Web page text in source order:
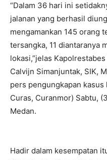
“Dalam 36 hari ini
jalanan yang berhasil
mengamankan 145 orang
tersangka, 11 diantaranya
lokasi,”jelas
Calvijn Simanjuntak, SIK,
pers pengungkapan kasus
Curas, Curanmor) Sabtu,
Medan.
Hadir dalam kesempatan